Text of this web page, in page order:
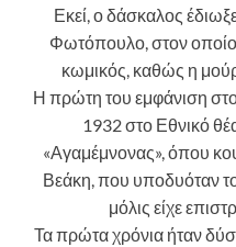
Εκεί, ο δάσκαλος
Φωτόπουλο, στον οποίο
κωμικός, καθώς η
Η πρώτη του εμφάνιση στο
1932 στο Εθνικό
«Αγαμέμνονας», όπου
Βεάκη, που υποδυόταν
μόλις είχε
Τα πρώτα χρόνια ήταν